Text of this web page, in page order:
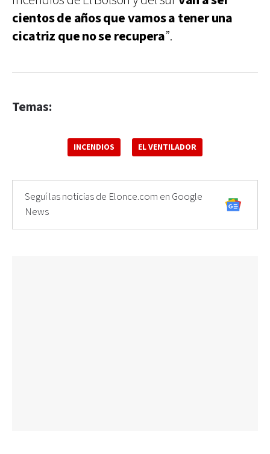
cientos de años que vamos a tener una
cicatriz que no se recupera”.
Temas:
INCENDIOS EL VENTILADOR
Seguí las noticias de Elonce.com en Google
News